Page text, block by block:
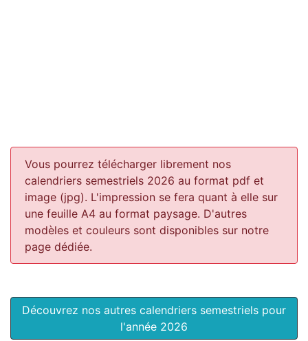
Vous pourrez télécharger librement nos
calendriers semestriels 2026 au format pdf et
image (jpg). L'impression se fera quant à elle sur
une feuille A4 au format paysage. D'autres
modèles et couleurs sont disponibles sur notre
page dédiée.
Découvrez nos autres calendriers semestriels pour
l'année 2026